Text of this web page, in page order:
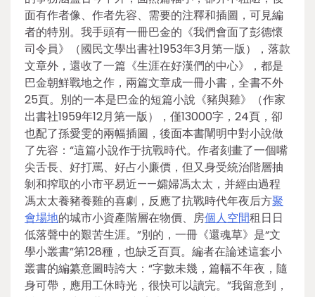
面有作者像、作者先容、需要的注釋和插圖，可見編
者的特別。我手頭有一冊巴金的《我們會面了彭德懷
司令員》（國民文學出書社1953年3月第一版），落款
文章外，還收了一篇《生涯在好漢們的中心》，都是
巴金朝鮮戰地之作，兩篇文章成一冊小書，全書不外
25頁。別的一本是巴金的短篇小說《豬與雞》（作家
出書社1959年12月第一版），僅13000字，24頁，卻
也配了孫愛雯的兩幅插圖，後面本書闡明中對小說做
了先容：“這篇小說作于抗戰時代。作者刻畫了一個嘴
尖舌長、好打罵、好占小廉價，但又身受統治階層抽
剝和搾取的小市平易近——孀婦馮太太，并經由過程
馮太太養豬養雞的喜劇，反應了抗戰時代年夜后方聚
會場地的城市小資產階層在物價、房個人空間租日日
低落聲中的艱苦生涯。”別的，一冊《還魂草》是“文
學小叢書”第128種，也缺乏百頁。編者在論述這套小
叢書的編纂意圖時誇大：“字數未幾，篇幅不年夜，隨
身可帶，應用工休時光，很快可以讀完。”我留意到，